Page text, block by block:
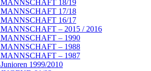
MANNSCHAFT 18/19
MANNSCHAFT 17/18
MANNSCHAFT 16/17
MANNSCHAFT – 2015 / 2016
MANNSCHAFT – 1990
MANNSCHAFT – 1988
MANNSCHAFT – 1987
1999/2010